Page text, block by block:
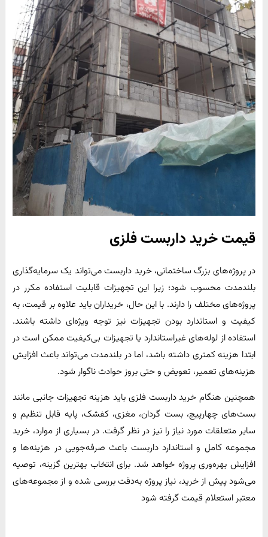
قیمت خرید داربست فلزی
در پروژه‌های بزرگ ساختمانی، خرید داربست می‌تواند یک سرمایه‌گذاری
بلندمدت محسوب شود؛ زیرا این تجهیزات قابلیت استفاده مکرر در
پروژه‌های مختلف را دارند. با این حال، خریداران باید علاوه بر قیمت، به
کیفیت و استاندارد بودن تجهیزات نیز توجه ویژه‌ای داشته باشند.
استفاده از لوله‌های غیراستاندارد یا تجهیزات بی‌کیفیت ممکن است در
ابتدا هزینه کمتری داشته باشد، اما در بلندمدت می‌تواند باعث افزایش
هزینه‌های تعمیر، تعویض و حتی بروز حوادث ناگوار شود.
همچنین هنگام خرید داربست فلزی باید هزینه تجهیزات جانبی مانند
بست‌های چهارپیچ، بست گردان، مغزی، کفشک، پایه قابل تنظیم و
سایر متعلقات مورد نیاز را نیز در نظر گرفت. در بسیاری از موارد، خرید
مجموعه کامل و استاندارد داربست باعث صرفه‌جویی در هزینه‌ها و
افزایش بهره‌وری پروژه خواهد شد. برای انتخاب بهترین گزینه، توصیه
می‌شود پیش از خرید، نیاز پروژه به‌دقت بررسی شده و از مجموعه‌های
معتبر استعلام قیمت گرفته شود